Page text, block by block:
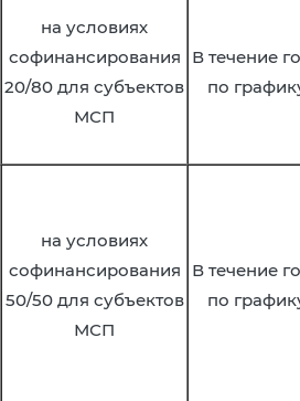
на условиях
софинансирования
20/80 для субъектов
МСП
В течение
по
на условиях
софинансирования
50/50 для субъектов
МСП
В течение
по